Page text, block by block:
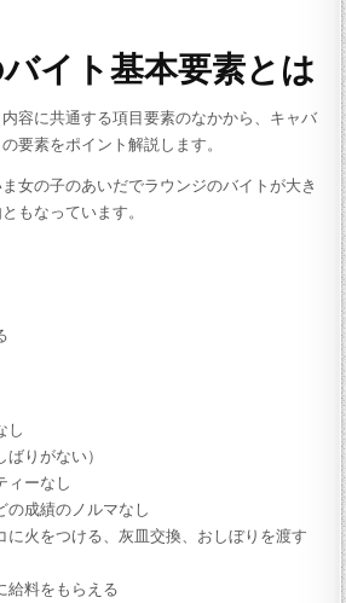
イト基本要素とは
容に共通する項目要素のなかから、キャバ
要素をポイント解説します。
女の子のあいだでラウンジのバイトが大き
もなっています。
し
りがない）
ィーなし
の成績のノルマなし
に火をつける、灰皿交換、おしぼりを渡す
給料をもらえる